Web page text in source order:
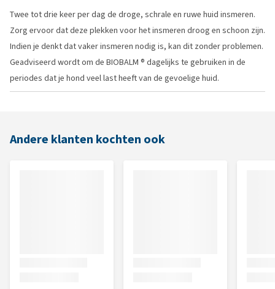
Twee tot drie keer per dag de droge, schrale en ruwe huid insmeren.
Zorg ervoor dat deze plekken voor het insmeren droog en schoon zijn.
Indien je denkt dat vaker insmeren nodig is, kan dit zonder problemen.
Geadviseerd wordt om de BIOBALM ® dagelijks te gebruiken in de
periodes dat je hond veel last heeft van de gevoelige huid.
Andere klanten kochten ook